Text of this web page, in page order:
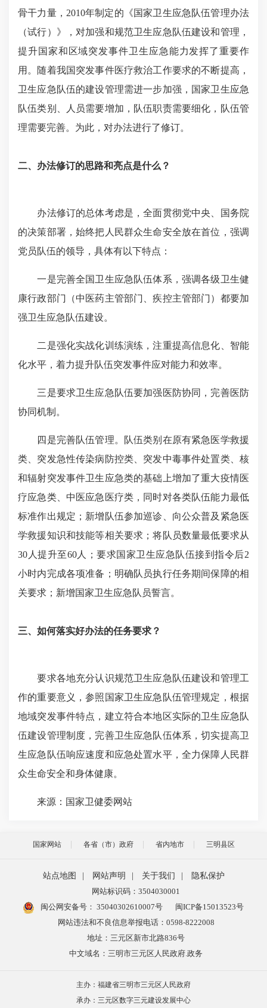
骨干力量，2010年制定的《国家卫生应急队伍管理办法
（试行）》，对加强和规范卫生应急队伍建设和管理，
提升国家和区域突发事件卫生应急能力发挥了重要作
用。随着我国突发事件医疗救治工作要求的不断提高，
卫生应急队伍的建设管理需进一步加强，国家卫生应急
队伍类别、人员需要增加，队伍职责需要细化，队伍管
理需要完善。为此，对办法进行了修订。
二、办法修订的思路和亮点是什么？
办法修订的总体考虑是，全面贯彻党中央、国务院
的决策部署，始终把人民群众生命安全放在首位，强调
党员队伍的领导，具体有以下特点：
一是完善全国卫生应急队伍体系，强调各级卫生健
康行政部门（中医药主管部门、疾控主管部门）都要加
强卫生应急队伍建设。
二是强化实战化训练演练，注重提高信息化、智能
化水平，着力提升队伍突发事件应对能力和效率。
三是要求卫生应急队伍要加强医防协同，完善医防
协同机制。
四是完善队伍管理。队伍类别在原有紧急医学救援
类、突发急性传染病防控类、突发中毒事件处置类、核
和辐射突发事件卫生应急类的基础上增加了重大疫情医
疗应急类、中医应急医疗类，同时对各类队伍能力最低
标准作出规定；新增队伍参加巡诊、向公众普及紧急医
学救援知识和技能等相关要求；将队员数量最低要求从
30人提升至60人；要求国家卫生应急队伍接到指令后2
小时内完成各项准备；明确队员执行任务期间保障的相
关要求；新增国家卫生应急队员誓言。
三、如何落实好办法的任务要求？
要求各地充分认识规范卫生应急队伍建设和管理工
作的重要意义，参照国家卫生应急队伍管理规定，根据
地域突发事件特点，建立符合本地区实际的卫生应急队
伍建设管理制度，完善卫生应急队伍体系，切实提高卫
生应急队伍响应速度和应急处置水平，全力保障人民群
众生命安全和身体健康。
来源：国家卫健委网站
国家网站 各省（市）政府 省内地市 三明县区
站点地图 网站声明 关于我们
隐私保护
网站标识码：3504030001
闽公网安备号： 35040302610007号
闽ICP备15013523号
网站违法和不良信息举报电话：0598-8222008
地址：三元区新市北路836号
中文域名：三明市三元区人民政府.政务
主办：福建省三明市三元区人民政府
承办：三元区数字三元建设发展中心